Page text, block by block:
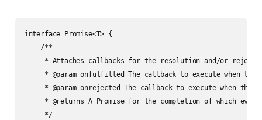
interface Promise<T> {
    /**
* Attaches callbacks for the resolution and/or
* @param onfulfilled The callback to execute when the
* @param onrejected The callback to execute when the
* @returns A Promise for the completion of which ever
     */